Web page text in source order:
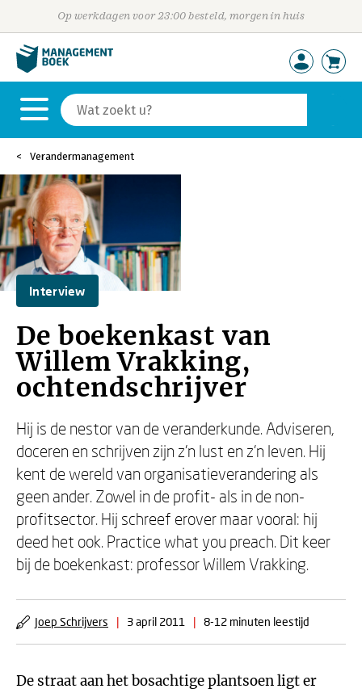
Op werkdagen voor 23:00 besteld, morgen in huis
Verandermanagement
Interview
De boekenkast van
Willem Vrakking,
ochtendschrijver
Hij is de nestor van de veranderkunde. Adviseren,
doceren en schrijven zijn z’n lust en z’n leven. Hij
kent de wereld van organisatieverandering als
geen ander. Zowel in de profit- als in de non-
profitsector. Hij schreef erover maar vooral: hij
deed het ook. Practice what you preach. Dit keer
bij de boekenkast: professor Willem Vrakking.
Joep Schrijvers | 3 april 2011 | 8-12 minuten leestijd
De straat aan het bosachtige plantsoen ligt er